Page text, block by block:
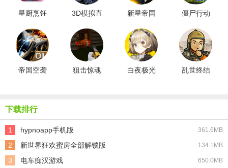
星厨烹饪
3D模拟直
新星帝国
僵尸行动
帝国空袭
狙击惊魂
白夜极光
乱世终结
下载排行
1 hypnoapp手机版 361.6MB
2 新世界狂欢蜜房全部解锁版 134.1MB
3 电车痴汉游戏 650.0MB